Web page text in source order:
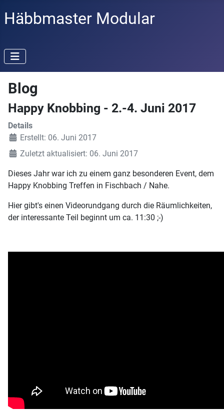
Häbbmaster Modular
Blog
Happy Knobbing - 2.-4. Juni 2017
Details
Erstellt: 06. Juni 2017
Zuletzt aktualisiert: 06. Juni 2017
Dieses Jahr war ich zu einem ganz besonderen Event, dem
Happy Knobbing Treffen in Fischbach / Nahe.
Hier gibt's einen Videorundgang durch die Räumlichkeiten,
der interessante Teil beginnt um ca. 11:30 ;-)